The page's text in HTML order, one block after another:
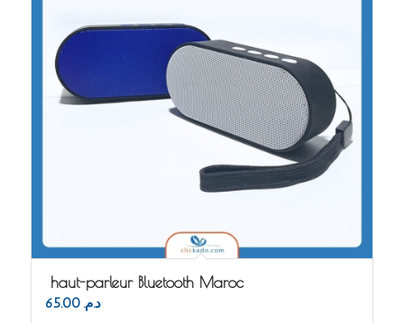
haut-parleur Bluetooth Maroc
د.م. 65.00